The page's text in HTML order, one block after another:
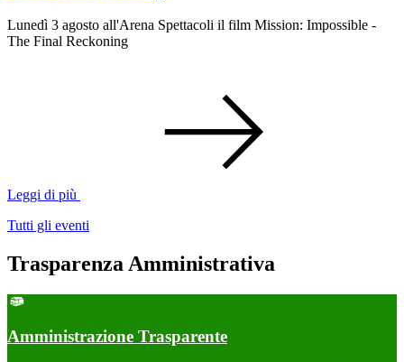
Lunedì 3 agosto all'Arena Spettacoli il film Mission: Impossible -
The Final Reckoning
Leggi di più
Tutti gli eventi
Trasparenza Amministrativa
Amministrazione Trasparente